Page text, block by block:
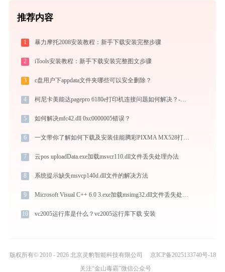
推荐内容
1 暴力摩托2008安装教程：新手下载安装完整步骤
2 iTools安装教程：新手下载安装完整图文步骤
3 c盘用户下appdata文件夹哪些可以安全删除？
4 柯尼卡美能达pagepro 6180e打印机连接问题如何解决？-金山毒霸
5 如何解决mfc42.dll 0xc0000005错误？
6 一文带你了解如何下载及安装佳能腾彩PIXMA MX528打印机驱动
7 云pos uploadData.exe加载msvcr110.dll文件丢失处理办法
8 系统提示缺失msvcp140d.dll文件的解决方法
9 Microsoft Visual C++ 6.0 3.exe加载msimg32.dll文件丢失处理办法
10 vc2005运行库是什么？vc2005运行库下载 安装
版权所有© 2010 - 2026 北京灵豹智能科技有限公司
京ICP备2025133740号-18
关注“金山毒霸”微信公众号